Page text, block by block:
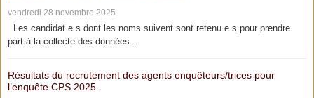
vendredi 28 novembre 2025
Les candidat.e.s dont les noms suivent sont retenu.e.s pour prendre
part à la collecte des données...
Résultats du recrutement des agents enquêteurs/trices pour
l’enquête CPS 2025.